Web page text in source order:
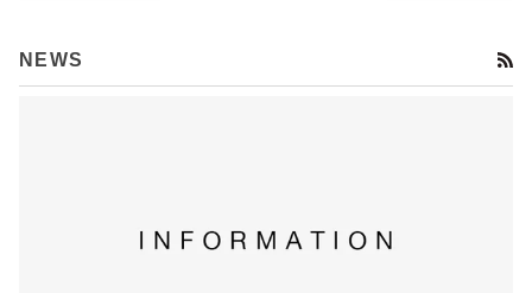
NEWS